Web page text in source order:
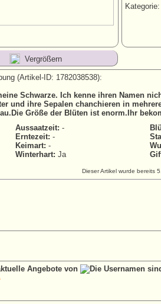
Kategorie:
Vergrößern
(Artikel-ID: 1782038538):
Schwarze. Ich kenne ihren Namen
und ihre Sepalen chanchieren in
Größe der Blüten ist enorm.Ihr
Aussaatzeit: -
Erntezeit: -
Keimart: -
Winterhart: Ja
Dieser Artikel wurde bereits
Angebote von